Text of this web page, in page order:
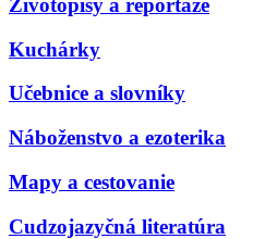
Životopisy a reportáže
Kuchárky
Učebnice a slovníky
Náboženstvo a ezoterika
Mapy a cestovanie
Cudzojazyčná literatúra